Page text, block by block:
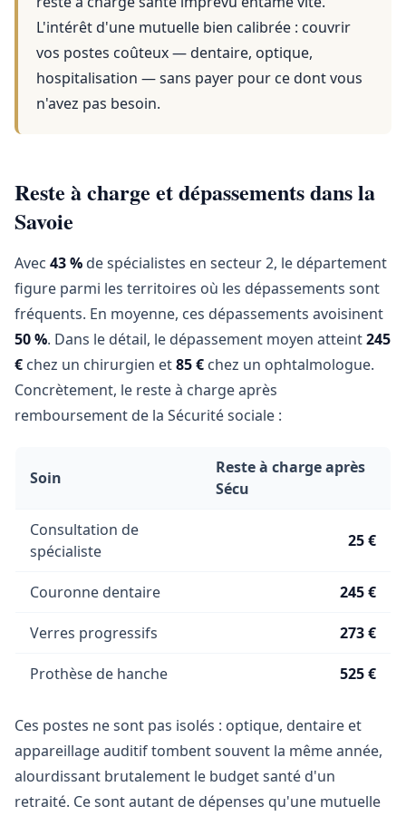
L'intérêt d'une mutuelle bien calibrée : couvrir
vos postes coûteux — dentaire, optique,
hospitalisation — sans payer pour ce dont vous
n'avez pas besoin.
Reste à charge et dépassements dans la
Savoie
Avec 43 % de spécialistes en secteur 2, le département
figure parmi les territoires où les dépassements sont
fréquents. En moyenne, ces dépassements avoisinent
50 %. Dans le détail, le dépassement moyen atteint245
€ chez un chirurgien et85 € chez un ophtalmologue.
Concrètement, le reste à charge après
remboursement de la Sécurité sociale :
Soin
Reste à charge après
Sécu
Consultation de
spécialiste
25 €
Couronne dentaire 245 €
Verres progressifs 273 €
Prothèse de hanche 525 €
Ces postes ne sont pas isolés : optique, dentaire et
appareillage auditif tombent souvent la même année,
alourdissant brutalement le budget santé d'un
retraité. Ce sont autant de dépenses qu'une mutuelle